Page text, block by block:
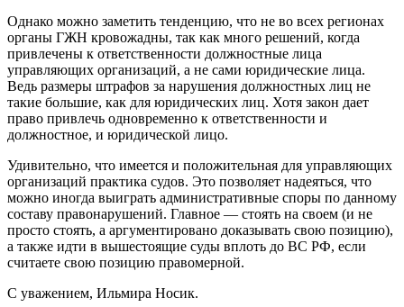
Однако можно заметить тенденцию, что не во всех регионах
органы ГЖН кровожадны, так как много решений, когда
привлечены к ответственности должностные лица
управляющих организаций, а не сами юридические лица.
Ведь размеры штрафов за нарушения должностных лиц не
такие большие, как для юридических лиц. Хотя закон дает
право привлечь одновременно к ответственности и
должностное, и юридической лицо.
Удивительно, что имеется и положительная для управляющих
организаций практика судов. Это позволяет надеяться, что
можно иногда выиграть административные споры по данному
составу правонарушений. Главное — стоять на своем (и не
просто стоять, а аргументировано доказывать свою позицию),
а также идти в вышестоящие суды вплоть до ВС РФ, если
считаете свою позицию правомерной.
С уважением, Ильмира Носик.